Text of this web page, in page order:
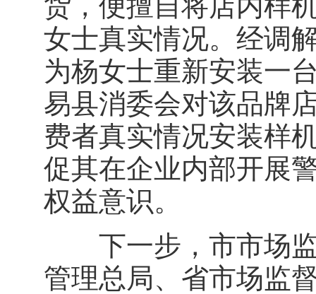
女士真实情况。经调
为杨女士重新安装一
易县消委会对该品牌
费者真实情况安装样
促其在企业内部开展
权益意识。
下一步，市市场监
管理总局、省市场监